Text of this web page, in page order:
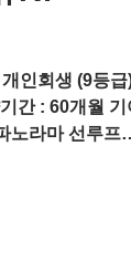
(9등급) 상
간 : 60개월 기
노라마 선루프